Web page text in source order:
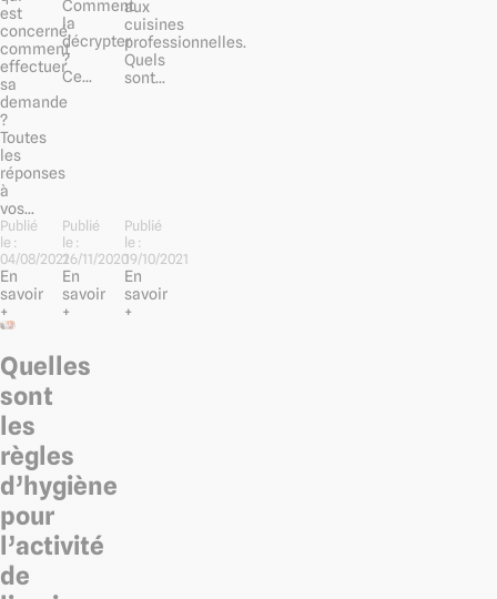
est
concerné,
comment
effectuer
sa
demande
?
Toutes
les
réponses
à
vos...
Publié
le :
04/08/2021
En
savoir
+
Comment
la
décrypter
?
Ce...
Publié
le :
26/11/2020
En
savoir
+
aux
cuisines
professionnelles.
Quels
sont...
Publié
le :
19/10/2021
En
savoir
+
Quelles
sont
les
règles
d’hygiène
pour
l’activité
de